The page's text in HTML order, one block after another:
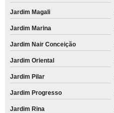
Jardim Magali
Jardim Marina
Jardim Nair Conceição
Jardim Oriental
Jardim Pilar
Jardim Progresso
Jardim Rina